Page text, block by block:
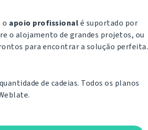
o apoio profissionalé suportado por
o alojamento de grandes projetos, ou
para encontrar a solução perfeita.
de cadeias. Todos os planos